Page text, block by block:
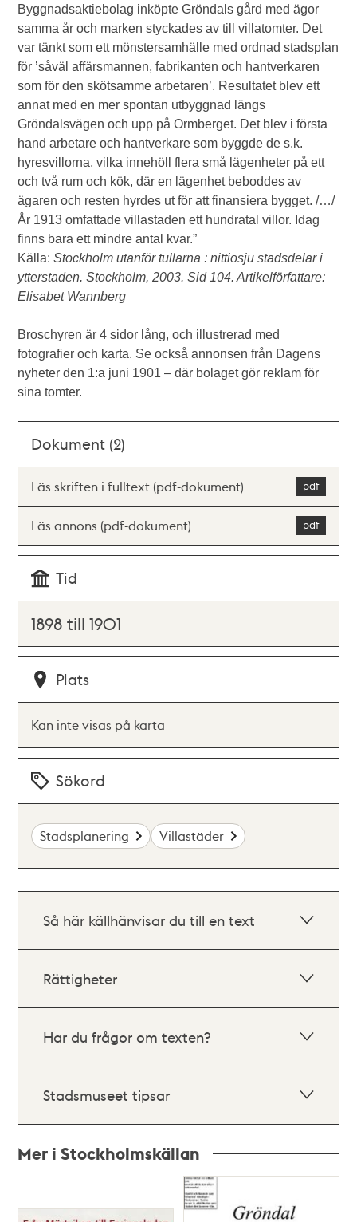
Byggnadsaktiebolag inköpte Gröndals gård med ägor
samma år och marken styckades av till villatomter. Det
var tänkt som ett mönstersamhälle med ordnad stadsplan
för ’såväl affärsmannen, fabrikanten och hantverkaren
som för den skötsamme arbetaren’. Resultatet blev ett
annat med en mer spontan utbyggnad längs
Gröndalsvägen och upp på Ormberget. Det blev i första
hand arbetare och hantverkare som byggde de s.k.
hyresvillorna, vilka innehöll flera små lägenheter på ett
och två rum och kök, där en lägenhet beboddes av
ägaren och resten hyrdes ut för att finansiera bygget. /…/
År 1913 omfattade villastaden ett hundratal villor. Idag
finns bara ett mindre antal kvar.”
Källa:Stockholm utanför tullarna : nittiosju stadsdelar i
ytterstaden. Stockholm, 2003. Sid 104. Artikelförfattare:
Elisabet Wannberg
Broschyren är 4 sidor lång, och illustrerad med
fotografier och karta. Se också annonsen från Dagens
nyheter den 1:a juni 1901 – där bolaget gör reklam för
sina tomter.
Dokument (2)
Läs skriften i fulltext (pdf-dokument)
Läs annons (pdf-dokument)
Tid
1898 till 1901
Plats
Kan inte visas på karta
Sökord
Stadsplanering Villastäder
Så här källhänvisar du till en text
Rättigheter
Har du frågor om texten?
Stadsmuseet tipsar
Mer i Stockholmskällan